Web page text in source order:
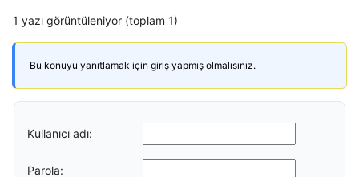
1 yazı görüntüleniyor (toplam 1)
Bu konuyu yanıtlamak için giriş yapmış olmalısınız.
Kullanıcı adı:
Parola: